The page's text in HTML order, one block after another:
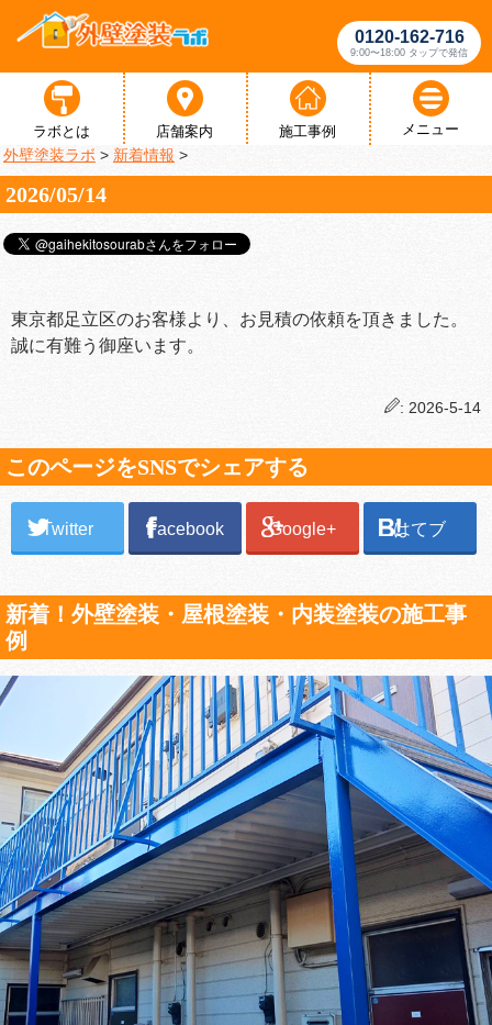
0120-162-716
9:00〜18:00 タップで発信
ラボとは 店舗案内 施工事例 メニュー
外壁塗装ラボ > 新着情報 >
2026/05/14
東京都足立区のお客様より、お見積の依頼を頂きました。
誠に有難う御座います。
: 2026-5-14
このページをSNSでシェアする
Twitter Facebook Google+ はてブ
新着！外壁塗装・屋根塗装・内装塗装の施工事
例